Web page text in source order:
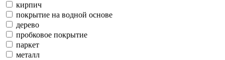
кирпич
покрытие на водной основе
дерево
пробковое покрытие
паркет
металл